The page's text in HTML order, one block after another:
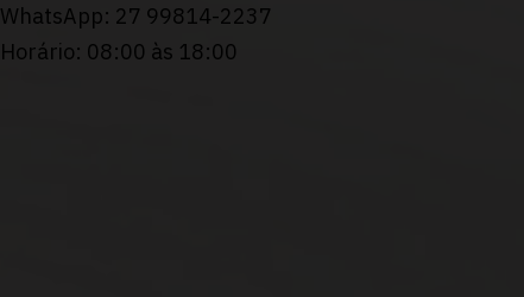
WhatsApp: 27 99814-2237
Horário: 08:00 às 18:00